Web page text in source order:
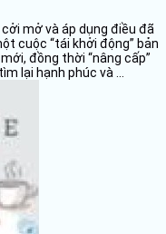
mở và áp dụng điều đã
cuộc “tái khởi động” bản
đồng thời “nâng cấp”
lại hạnh phúc và ...